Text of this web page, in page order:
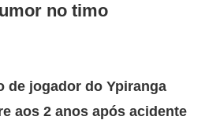
no timo
de jogador do Ypiranga
aos 2 anos após acidente